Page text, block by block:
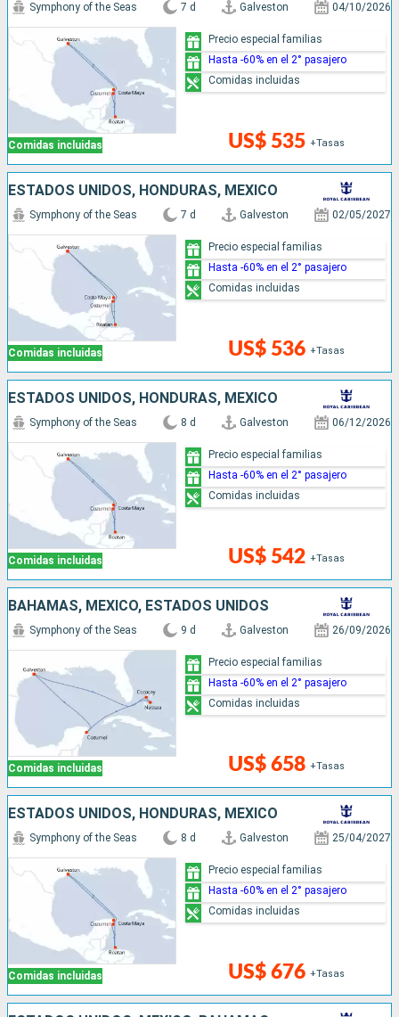
Comidas incluidas
Symphony of the Seas 7 d Galveston 04/10/2026
US$ 535 +Tasas
Precio especial familias
Hasta -60% en el 2° pasajero
Comidas incluidas
ESTADOS UNIDOS, HONDURAS, MÉXICO
Comidas incluidas
Symphony of the Seas 7 d Galveston 02/05/2027
US$ 536 +Tasas
Precio especial familias
Hasta -60% en el 2° pasajero
Comidas incluidas
ESTADOS UNIDOS, HONDURAS, MÉXICO
Comidas incluidas
Symphony of the Seas 8 d Galveston 06/12/2026
US$ 542 +Tasas
Precio especial familias
Hasta -60% en el 2° pasajero
Comidas incluidas
BAHAMAS, MÉXICO, ESTADOS UNIDOS
Comidas incluidas
Symphony of the Seas 9 d Galveston 26/09/2026
US$ 658 +Tasas
Precio especial familias
Hasta -60% en el 2° pasajero
Comidas incluidas
ESTADOS UNIDOS, HONDURAS, MÉXICO
Comidas incluidas
Symphony of the Seas 8 d Galveston 25/04/2027
US$ 676 +Tasas
Precio especial familias
Hasta -60% en el 2° pasajero
Comidas incluidas